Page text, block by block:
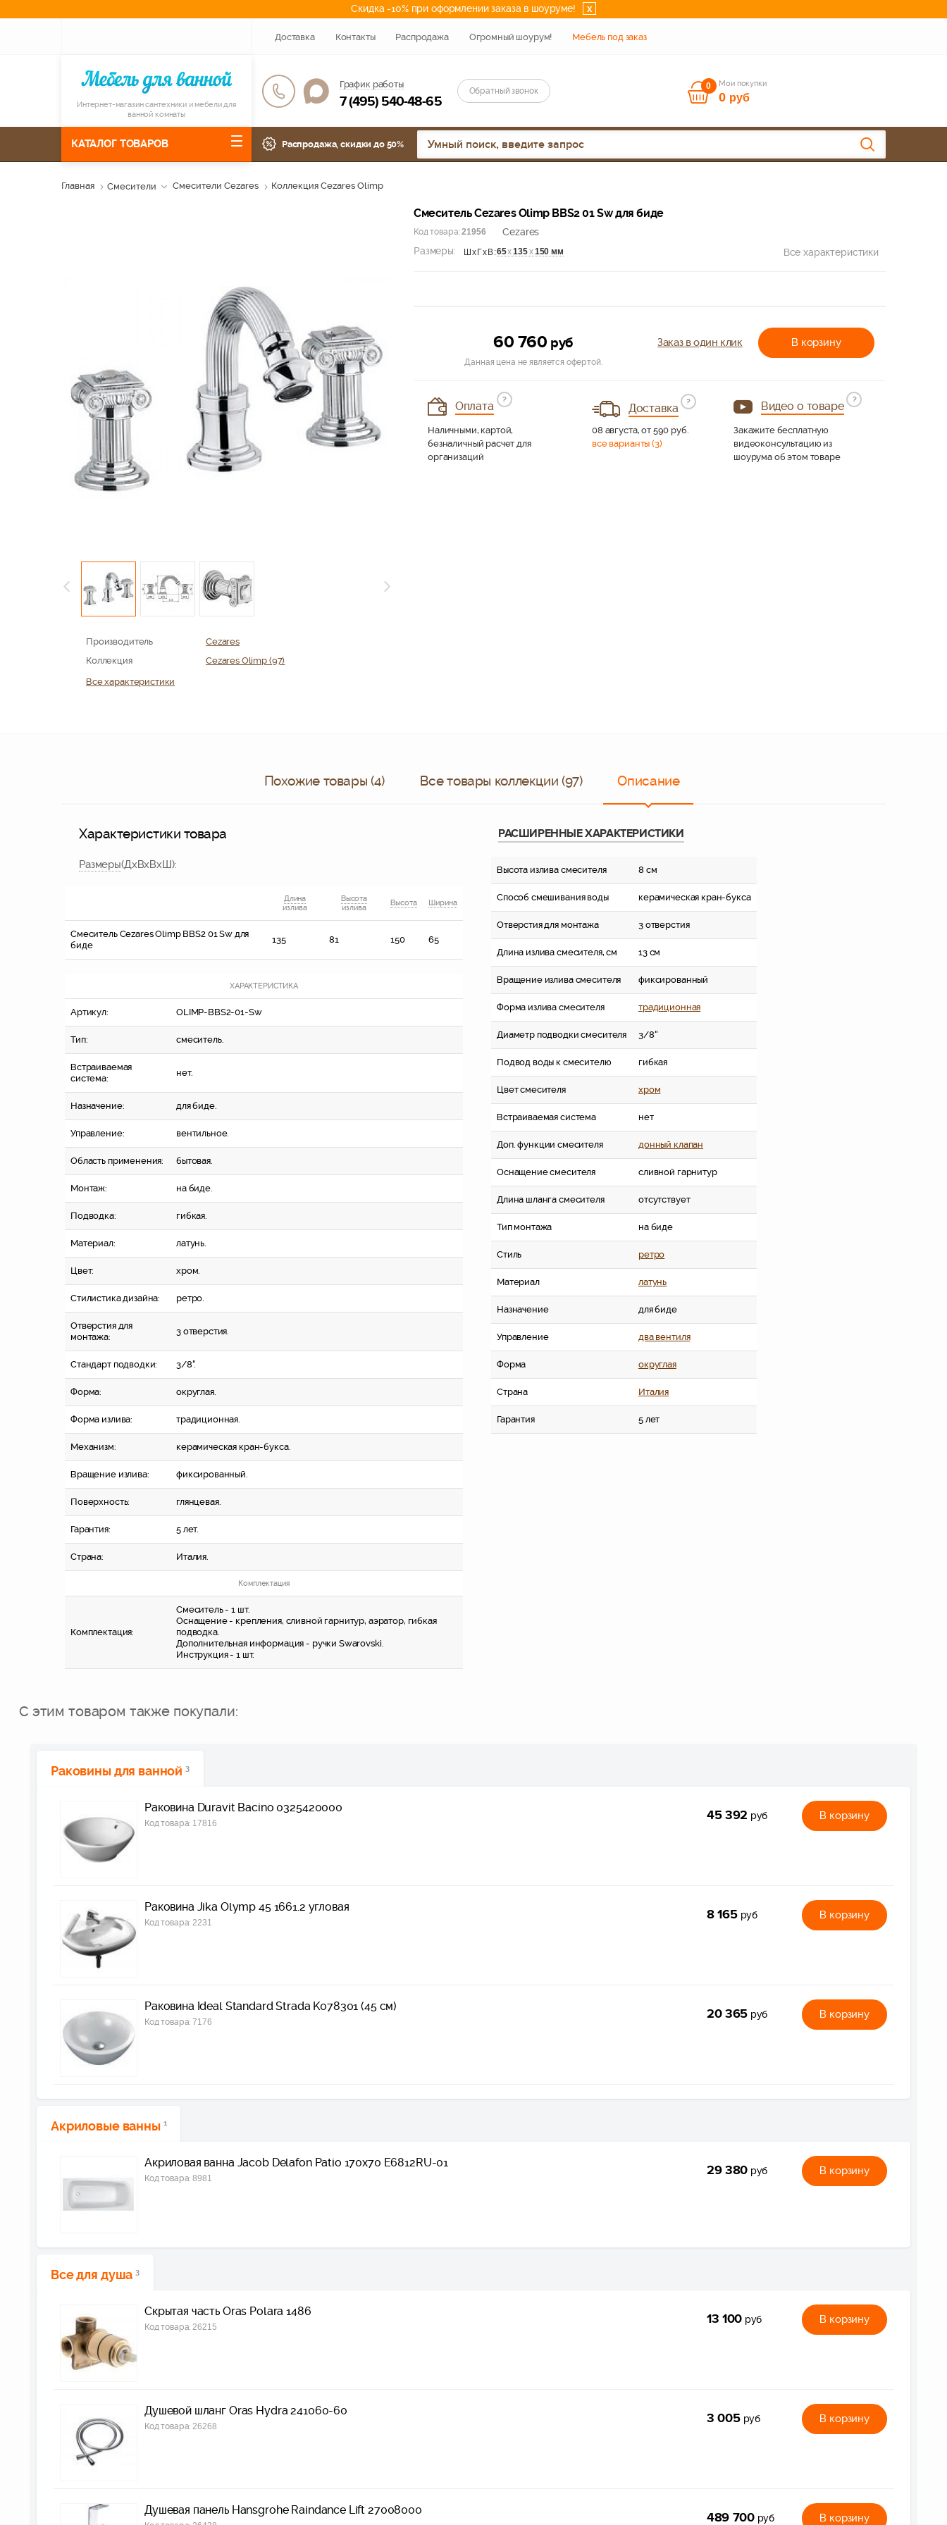
Скидка -10% при оформлении заказа в шоуруме! x
Доставка Контакты Распродажа Огромный шоурум! Мебель под заказ
Интернет-магазин сантехники и мебели для
ванной комнаты
График работы
7 (495) 540-48-65
Обратный звонок 0 Мои покупки
0 руб
КАТАЛОГ ТОВАРОВ Распродажа, скидки до 50%
Главная Смесители Смесители Cezares Коллекция Cezares Olimp
Смеситель Cezares Olimp BBS2 01 Sw для биде
Код товара: 21956
Cezares
Размеры:
ШхГхВ:65х135х150 мм Все характеристики
Производитель
Cezares
Коллекция
Cezares Olimp (97)
Все характеристики
60 760 руб В корзину
Заказ в один клик
Данная цена не является офертой.
Оплата
?
Наличными, картой,
безналичный расчет для
организаций
Доставка
?
08 августа, от 590 руб.
все варианты (3)
Видео о товаре
?
Закажите бесплатную
видеоконсультацию из
шоурума об этом товаре
Похожие товары (4) Все товары коллекции (97) Описание
Характеристики товара
Размеры(ДхВхВхШ):
Длина
излива
Высота
излива
Высота Ширина
Смеситель Cezares Olimp BBS2 01 Sw для
биде
135 81 150 65
ХАРАКТЕРИСТИКА
Артикул: OLIMP-BBS2-01-Sw
Тип: смеситель.
Встраиваемая
система:
нет.
Назначение: для биде.
Управление: вентильное.
Область применения: бытовая.
Монтаж: на биде.
Подводка: гибкая.
Материал: латунь.
Цвет: хром.
Стилистика дизайна: ретро.
Отверстия для
монтажа:
3 отверстия.
Стандарт подводки: 3/8".
Форма: округлая.
Форма излива: традиционная.
Механизм: керамическая кран-букса.
Вращение излива: фиксированный.
Поверхность: глянцевая.
Гарантия: 5 лет.
Страна: Италия.
Комплектация
Комплектация:
Смеситель - 1 шт.
Оснащение - крепления, сливной гарнитур, аэратор, гибкая
подводка.
Дополнительная информация - ручки Swarovski.
Инструкция - 1 шт.
РАСШИРЕННЫЕ ХАРАКТЕРИСТИКИ
Высота излива смесителя 8 см
Способ смешивания воды керамическая кран-букса
Отверстия для монтажа 3 отверстия
Длина излива смесителя, см 13 см
Вращение излива смесителя фиксированный
Форма излива смесителя традиционная
Диаметр подводки смесителя 3/8''
Подвод воды к смесителю гибкая
Цвет смесителя хром
Встраиваемая система нет
Доп. функции смесителя донный клапан
Оснащение смесителя сливной гарнитур
Длина шланга смесителя отсутствует
Тип монтажа на биде
Стиль ретро
Материал латунь
Назначение для биде
Управление два вентиля
Форма округлая
Страна Италия
Гарантия 5 лет
С этим товаром также покупали:
Раковины для ванной 3
Раковина Duravit Bacino 0325420000
Код товара: 17816 45 392 руб В корзину
Раковина Jika Olymp 45 1661.2 угловая
Код товара: 2231 8 165 руб В корзину
Раковина Ideal Standard Strada K078301 (45 см)
Код товара:7176 20 365 руб В корзину
Акриловые ванны 1
Акриловая ванна Jacob Delafon Patio 170x70 E6812RU-01
Код товара:8981 29 380 руб В корзину
Все для душа 3
Скрытая часть Oras Polara 1486
Код товара: 26215 13 100 руб В корзину
Душевой шланг Oras Hydra 241060-60
Код товара: 26268 3 005 руб В корзину
Душевая панель Hansgrohe Raindance Lift 27008000
489 700 руб В корзину